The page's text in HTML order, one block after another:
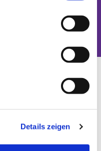
Details zeigen
interessieren